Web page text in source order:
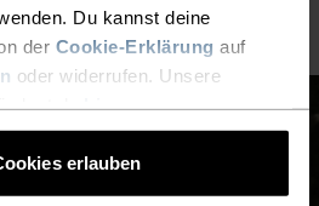
Du kannst deine
der Cookie-Erklärung auf
oder widerrufen. Unsere
erlauben
15°
10°